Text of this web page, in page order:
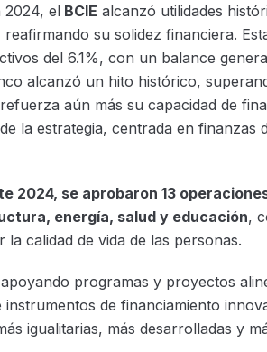
2024, el BCIE alcanzó utilidades
su solidez financiera.
del 6.1%, con un balance
alcanzó un hito histórico,
aún más su capacidad de
la estrategia, centrada en
2024, se aprobaron 13
energía, salud y educación,
calidad de vida de las personas.
programas y proyectos
instrumentos de financiamiento
igualitarias, más desarrolladas y